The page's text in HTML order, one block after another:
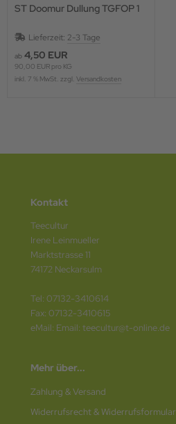
ST Doomur Dullung TGFOP 1
Lieferzeit: 2-3 Tage
ab 4,50 EUR
90,00 EUR pro KG
inkl. 7 % MwSt. zzgl. Versandkosten
Kontakt
Teecultur
Irene Leinmueller
Marktstrasse 11
74172 Neckarsulm
Tel: 07132-3410614
Fax: 07132-3410615
eMail: Email: teecultur@t-online.de
Mehr über...
Zahlung & Versand
Widerrufsrecht & Widerrufsformular